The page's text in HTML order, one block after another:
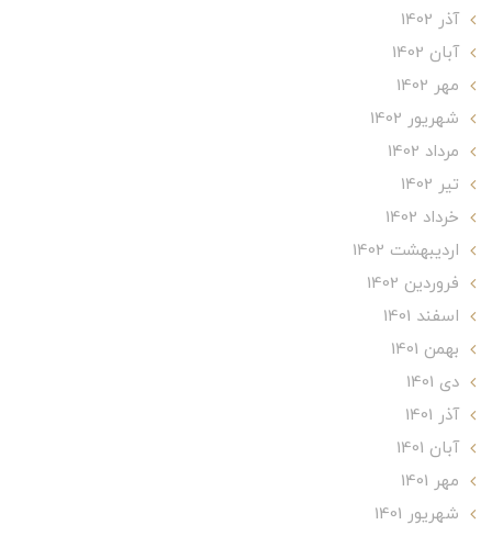
آذر 1402
آبان 1402
مهر 1402
شهریور 1402
مرداد 1402
تير 1402
خرداد 1402
ارديبهشت 1402
فروردین 1402
اسفند 1401
بهمن 1401
دی 1401
آذر 1401
آبان 1401
مهر 1401
شهریور 1401